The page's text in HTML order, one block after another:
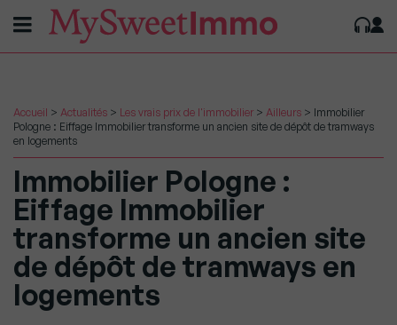
Accueil > Actualités > Les vrais prix de l'immobilier > Ailleurs > Immobilier
Pologne : Eiffage Immobilier transforme un ancien site de dépôt de tramways
en logements
Immobilier Pologne :
Eiffage Immobilier
transforme un ancien site
de dépôt de tramways en
logements